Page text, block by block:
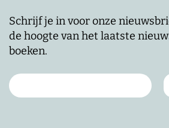
Schrijf je in voor onze
de hoogte van het laatste
boeken.